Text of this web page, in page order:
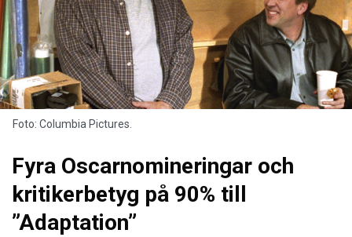
Foto: Columbia Pictures.
Fyra Oscarnomineringar och
kritikerbetyg på 90% till
”Adaptation”